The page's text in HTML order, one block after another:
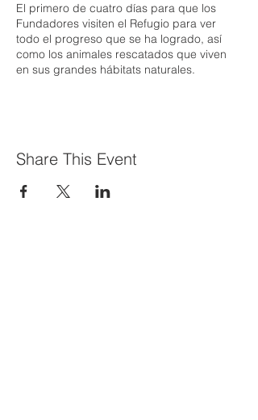
El primero de cuatro días para que los
Fundadores visiten el Refugio para ver
todo el progreso que se ha logrado, así
como los animales rescatados que viven
en sus grandes hábitats naturales.
Share This Event